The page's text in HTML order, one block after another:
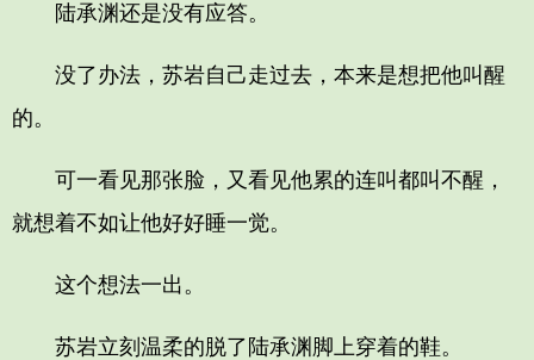
陆承渊还是没有应答。
没了办法，苏岩自己走过去，本来是想把他叫醒
的。
可一看见那张脸，又看见他累的连叫都叫不醒，
就想着不如让他好好睡一觉。
这个想法一出。
苏岩立刻温柔的脱了陆承渊脚上穿着的鞋。